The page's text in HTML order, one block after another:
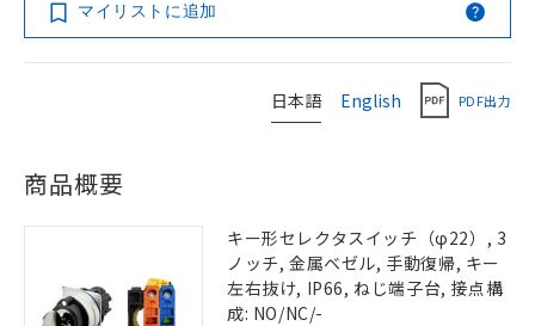
マイリストに追加
日本語 English PDF出力
商品概要
キー形セレクタスイッチ（φ22）, 3
ノッチ, 金属ベゼル, 手動復帰, キー
左右抜け, IP66, ねじ端子台, 接点構
成: NO/NC/-